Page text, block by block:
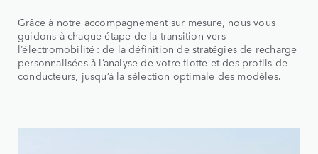
Grâce à notre accompagnement sur mesure, nous vous
guidons à chaque étape de la transition vers
l’électromobilité : de la définition de stratégies de recharge
personnalisées à l’analyse de votre flotte et des profils de
conducteurs, jusqu’à la sélection optimale des modèles.